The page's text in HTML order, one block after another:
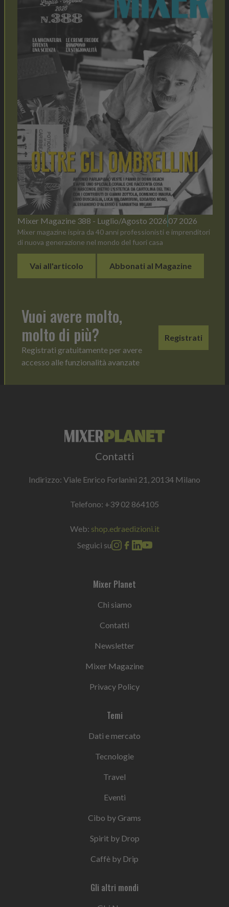
Mixer Magazine 388 - Luglio/Agosto 2026 07 2026
Mixer magazine ispira da 40 anni professionisti e imprenditori
di nuova generazione nel mondo del fuori casa
Vai all'articolo Abbonati al Magazine
Vuoi avere molto,
molto di più?
Registrati gratuitamente per avere
accesso alle funzionalità avanzate
Registrati
Contatti
Indirizzo: Viale Enrico Forlanini 21, 20134 Milano
Telefono: +39 02 864105
Web: shop.edraedizioni.it
Seguici su
Mixer Planet
Chi siamo
Contatti
Newsletter
Mixer Magazine
Privacy Policy
Temi
Dati e mercato
Tecnologie
Travel
Eventi
Cibo by Grams
Spirit by Drop
Caffè by Drip
Gli altri mondi